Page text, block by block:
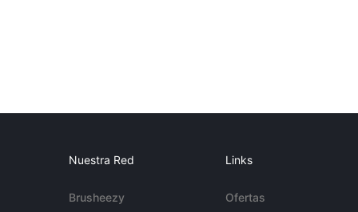
Nuestra Red
Brusheezy
Links
Ofertas